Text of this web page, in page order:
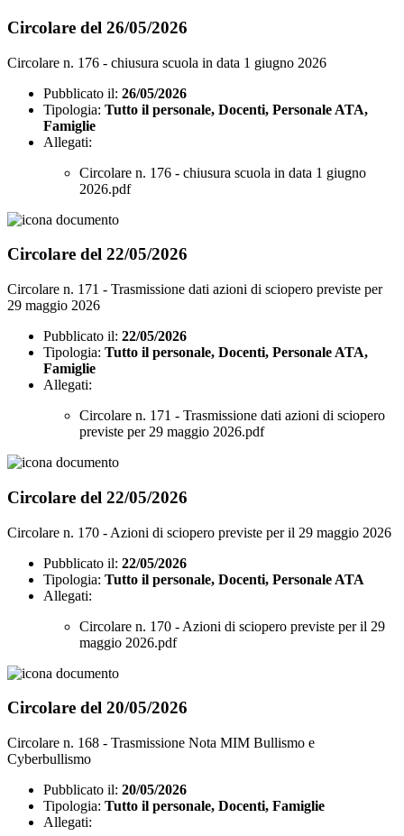
Circolare del 26/05/2026
Circolare n. 176 - chiusura scuola in data 1 giugno 2026
Pubblicato il: 26/05/2026
Tipologia: Tutto il personale, Docenti, Personale ATA,
Famiglie
Allegati:
Circolare n. 176 - chiusura scuola in data 1 giugno
2026.pdf
Circolare del 22/05/2026
Circolare n. 171 - Trasmissione dati azioni di sciopero previste per
29 maggio 2026
Pubblicato il: 22/05/2026
Tipologia: Tutto il personale, Docenti, Personale ATA,
Famiglie
Allegati:
Circolare n. 171 - Trasmissione dati azioni di sciopero
previste per 29 maggio 2026.pdf
Circolare del 22/05/2026
Circolare n. 170 - Azioni di sciopero previste per il 29 maggio 2026
Pubblicato il: 22/05/2026
Tipologia: Tutto il personale, Docenti, Personale ATA
Allegati:
Circolare n. 170 - Azioni di sciopero previste per il 29
maggio 2026.pdf
Circolare del 20/05/2026
Circolare n. 168 - Trasmissione Nota MIM Bullismo e
Cyberbullismo
Pubblicato il: 20/05/2026
Tipologia: Tutto il personale, Docenti, Famiglie
Allegati: